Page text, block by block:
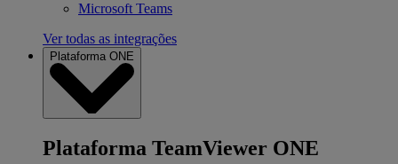
Microsoft Teams
Ver todas as integrações
Plataforma ONE
Plataforma TeamViewer ONE